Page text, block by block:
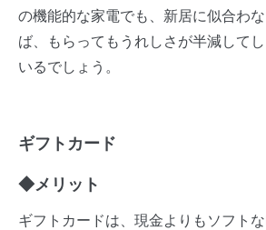
の機能的な家電でも、新居に似合わ
ば、もらってもうれしさが半減して
いるでしょう。
ギフトカード
◆メリット
ギフトカードは、現金よりもソフト